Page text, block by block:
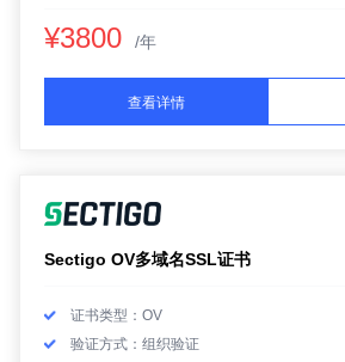
¥3800 /年
查看详情
Sectigo OV多域名SSL证书
证书类型：OV
验证方式：组织验证